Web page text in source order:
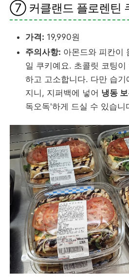
⑦ 커클랜드 플로렌틴
가격: 19,990원
주의사항: 아몬드와 피칸이
일 쿠키예요. 초콜릿 코팅
하고 고소합니다. 다만 습기
지니, 지퍼백에 넣어 냉동
독오독'하게 드실 수 있습니